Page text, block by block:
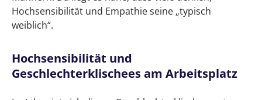
Hochsensibilität und Empathie seine „typisch
weiblich“.
Hochsensibilität und
Geschlechterklischees am Arbeitsplatz